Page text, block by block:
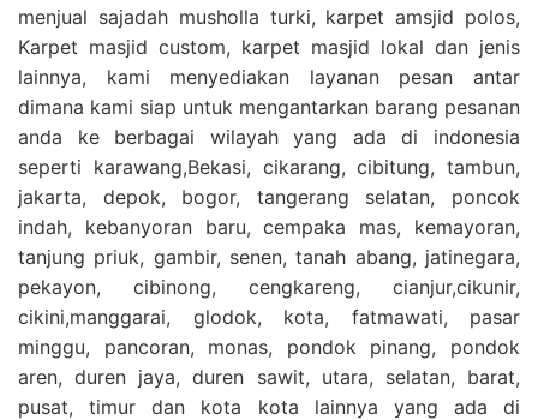
menjual sajadah musholla turki, karpet amsjid polos,
Karpet masjid custom, karpet masjid lokal dan jenis
lainnya, kami menyediakan layanan pesan antar
dimana kami siap untuk mengantarkan barang pesanan
anda ke berbagai wilayah yang ada di indonesia
seperti karawang,Bekasi, cikarang, cibitung, tambun,
jakarta, depok, bogor, tangerang selatan, poncok
indah, kebanyoran baru, cempaka mas, kemayoran,
tanjung priuk, gambir, senen, tanah abang, jatinegara,
pekayon, cibinong, cengkareng, cianjur,cikunir,
cikini,manggarai, glodok, kota, fatmawati, pasar
minggu, pancoran, monas, pondok pinang, pondok
aren, duren jaya, duren sawit, utara, selatan, barat,
pusat, timur dan kota kota lainnya yang ada di